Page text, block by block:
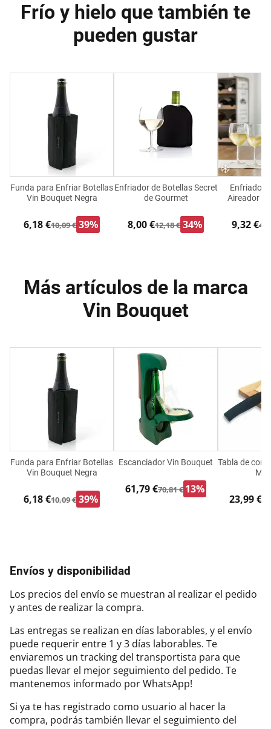
Frío y hielo que también te
pueden gustar
Funda para Enfriar Botellas
Vin Bouquet Negra
6,18 €10,09 € 39%
Enfriador de Botellas Secret
de Gourmet
8,00 €12,18 € 34%
Enfriador
Aireador
9,32 €
Más artículos de la marca
Vin Bouquet
Funda para Enfriar Botellas
Vin Bouquet Negra
6,18 €10,09 € 39%
Escanciador Vin Bouquet
61,79 €70,81 € 13%
Tabla de
23,99 €
Envíos y disponibilidad
Los precios del envío se muestran al realizar el pedido
y antes de realizar la compra.
Las entregas se realizan en días laborables, y el envío
puede requerir entre 1 y 3 días laborables. Te
enviaremos un tracking del transportista para que
puedas llevar el mejor seguimiento del pedido. Te
mantenemos informado por WhatsApp!
Si ya te has registrado como usuario al hacer la
compra, podrás también llevar el seguimiento del